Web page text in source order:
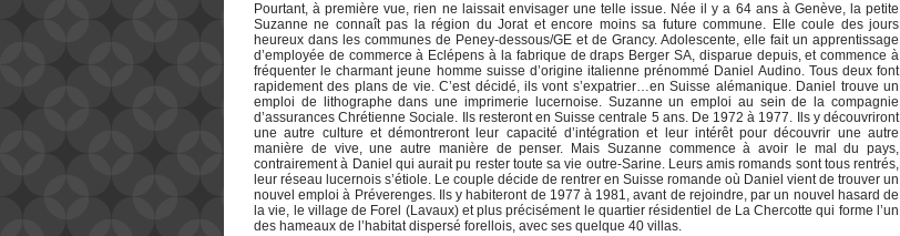
Pourtant, à première vue, rien ne laissait envisager une telle issue. Née il y a 64 ans à Genève, la petite
Suzanne ne connaît pas la région du Jorat et encore moins sa future commune. Elle coule des jours
heureux dans les communes de Peney-dessous/GE et de Grancy. Adolescente, elle fait un apprentissage
d’employée de commerce à Eclépens à la fabrique de draps Berger SA, disparue depuis, et commence à
fréquenter le charmant jeune homme suisse d’origine italienne prénommé Daniel Audino. Tous deux font
rapidement des plans de vie. C’est décidé, ils vont s’expatrier…en Suisse alémanique. Daniel trouve un
emploi de lithographe dans une imprimerie lucernoise. Suzanne un emploi au sein de la compagnie
d’assurances Chrétienne Sociale. Ils resteront en Suisse centrale 5 ans. De 1972 à 1977. Ils y découvriront
une autre culture et démontreront leur capacité d’intégration et leur intérêt pour découvrir une autre
manière de vive, une autre manière de penser. Mais Suzanne commence à avoir le mal du pays,
contrairement à Daniel qui aurait pu rester toute sa vie outre-Sarine. Leurs amis romands sont tous rentrés,
leur réseau lucernois s’étiole. Le couple décide de rentrer en Suisse romande où Daniel vient de trouver un
nouvel emploi à Préverenges. Ils y habiteront de 1977 à 1981, avant de rejoindre, par un nouvel hasard de
la vie, le village de Forel (Lavaux) et plus précisément le quartier résidentiel de La Chercotte qui forme l’un
des hameaux de l’habitat dispersé forellois, avec ses quelque 40 villas.